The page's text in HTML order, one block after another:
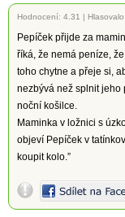
Hodnocení: 4.31 |
Pepíček přijde za
říká, že nemá peníze,
toho chytne a přeje si,
nezbývá než splnit jeho
noční košilce.
Maminka v ložnici s
objeví Pepíček v
koupit kolo.”